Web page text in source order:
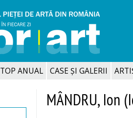
TOP ANUAL CASE ȘI GALERII
MÂNDRU, Ion